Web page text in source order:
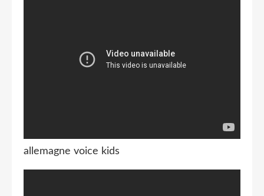
allemagne voice kids